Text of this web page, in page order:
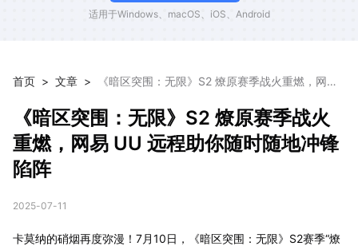
适用于Windows、macOS、iOS、Android
首页 > 文章 >
《暗区突围：无限》S2 燎原赛季战火重燃，网易
《暗区突围：无限》S2 燎原赛季战火
重燃，网易 UU 远程助你随时随地冲锋
陷阵
2025-07-11
卡莫纳的硝烟再度弥漫！7月10日，《暗区突围：无限》S2赛季“燎